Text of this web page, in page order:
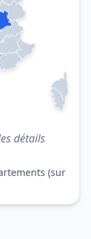
détails
(sur